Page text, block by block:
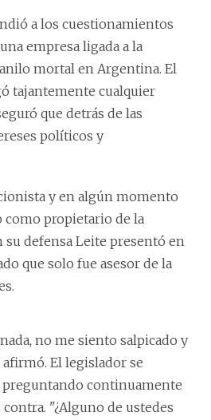
a los cuestionamientos
empresa ligada a la
mortal en Argentina. El
tajantemente cualquier
que detrás de las
políticos y
y en algún momento
propietario de la
su defensa Leite presentó en
que solo fue asesor de la
no me siento salpicado y
afirmó. El legislador se
continuamente
"¿Alguno de ustedes